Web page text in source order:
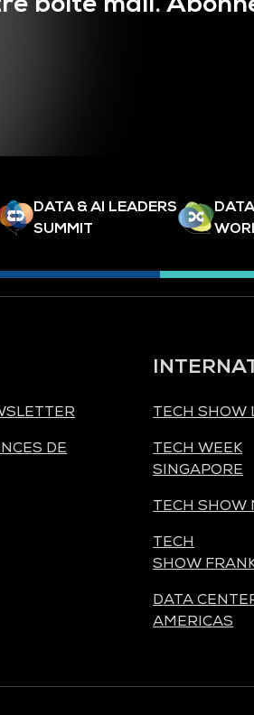
DATA & AI LEADERS
SUMMIT
DE
TECH SHOW
TECH WEEK
SINGAPORE
TECH SHOW
TECH
SHOW
DATA
AMERICAS